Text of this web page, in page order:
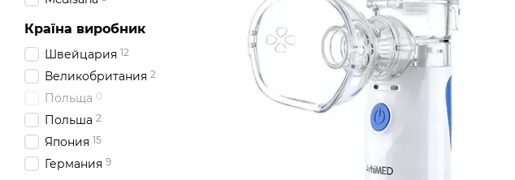
Країна виробник
Швейцария 12
Великобритания 2
Польща 0
Польша 2
Япония 15
Германия 9